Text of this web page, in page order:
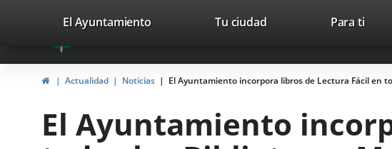
Portal
Web
del
avaTop
valladolid.es
El Ayuntamiento Tu ciudad Para ti
HomeActualidad Noticias El Ayuntamiento incorpora libros de Lectura Fácil en
El Ayuntamiento